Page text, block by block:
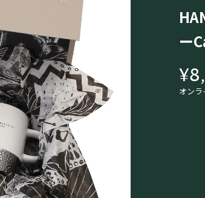
ー
オンラ